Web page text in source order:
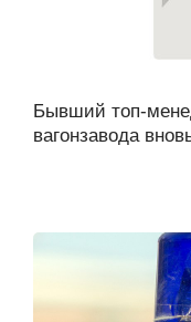
Бывший топ-
вагонзавода